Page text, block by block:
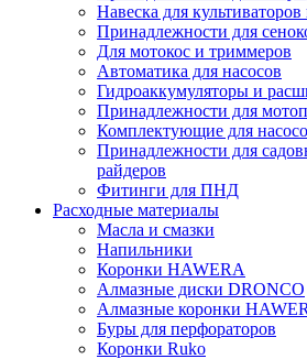
Навеска для
Принадлежности для
Для мотокос и триммеров
Автоматика для насосов
Гидроаккумуляторы и
Принадлежности для
Комплектующие для
Принадлежности для
райдеров
Фитинги для ПНД
Расходные материалы
Масла и смазки
Напильники
Коронки HAWERA
Алмазные диски DRONCO
Алмазные коронки
Буры для перфораторов
Коронки Ruko